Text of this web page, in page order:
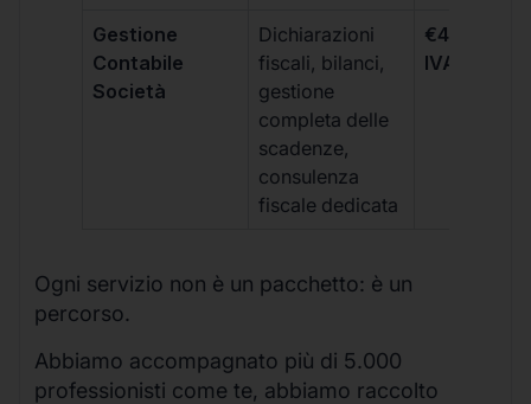
Gestione
Contabile
Società
Dichiarazioni
fiscali, bilanci,
gestione
completa delle
scadenze,
consulenza
fiscale dedicata
€499 +
IVA/
Ogni servizio non è un pacchetto: è un
percorso.
Abbiamo accompagnato più di 5.000
professionisti come te, abbiamo raccolto